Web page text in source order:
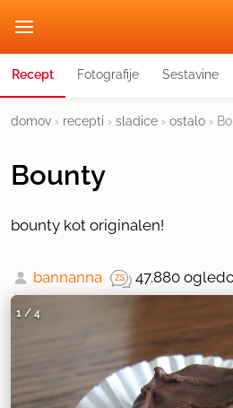
Recept Fotografije Sestavine
domov › recepti › sladice › ostalo ›
Bounty
bounty kot originalen!
bannanna 47.880
1 / 4